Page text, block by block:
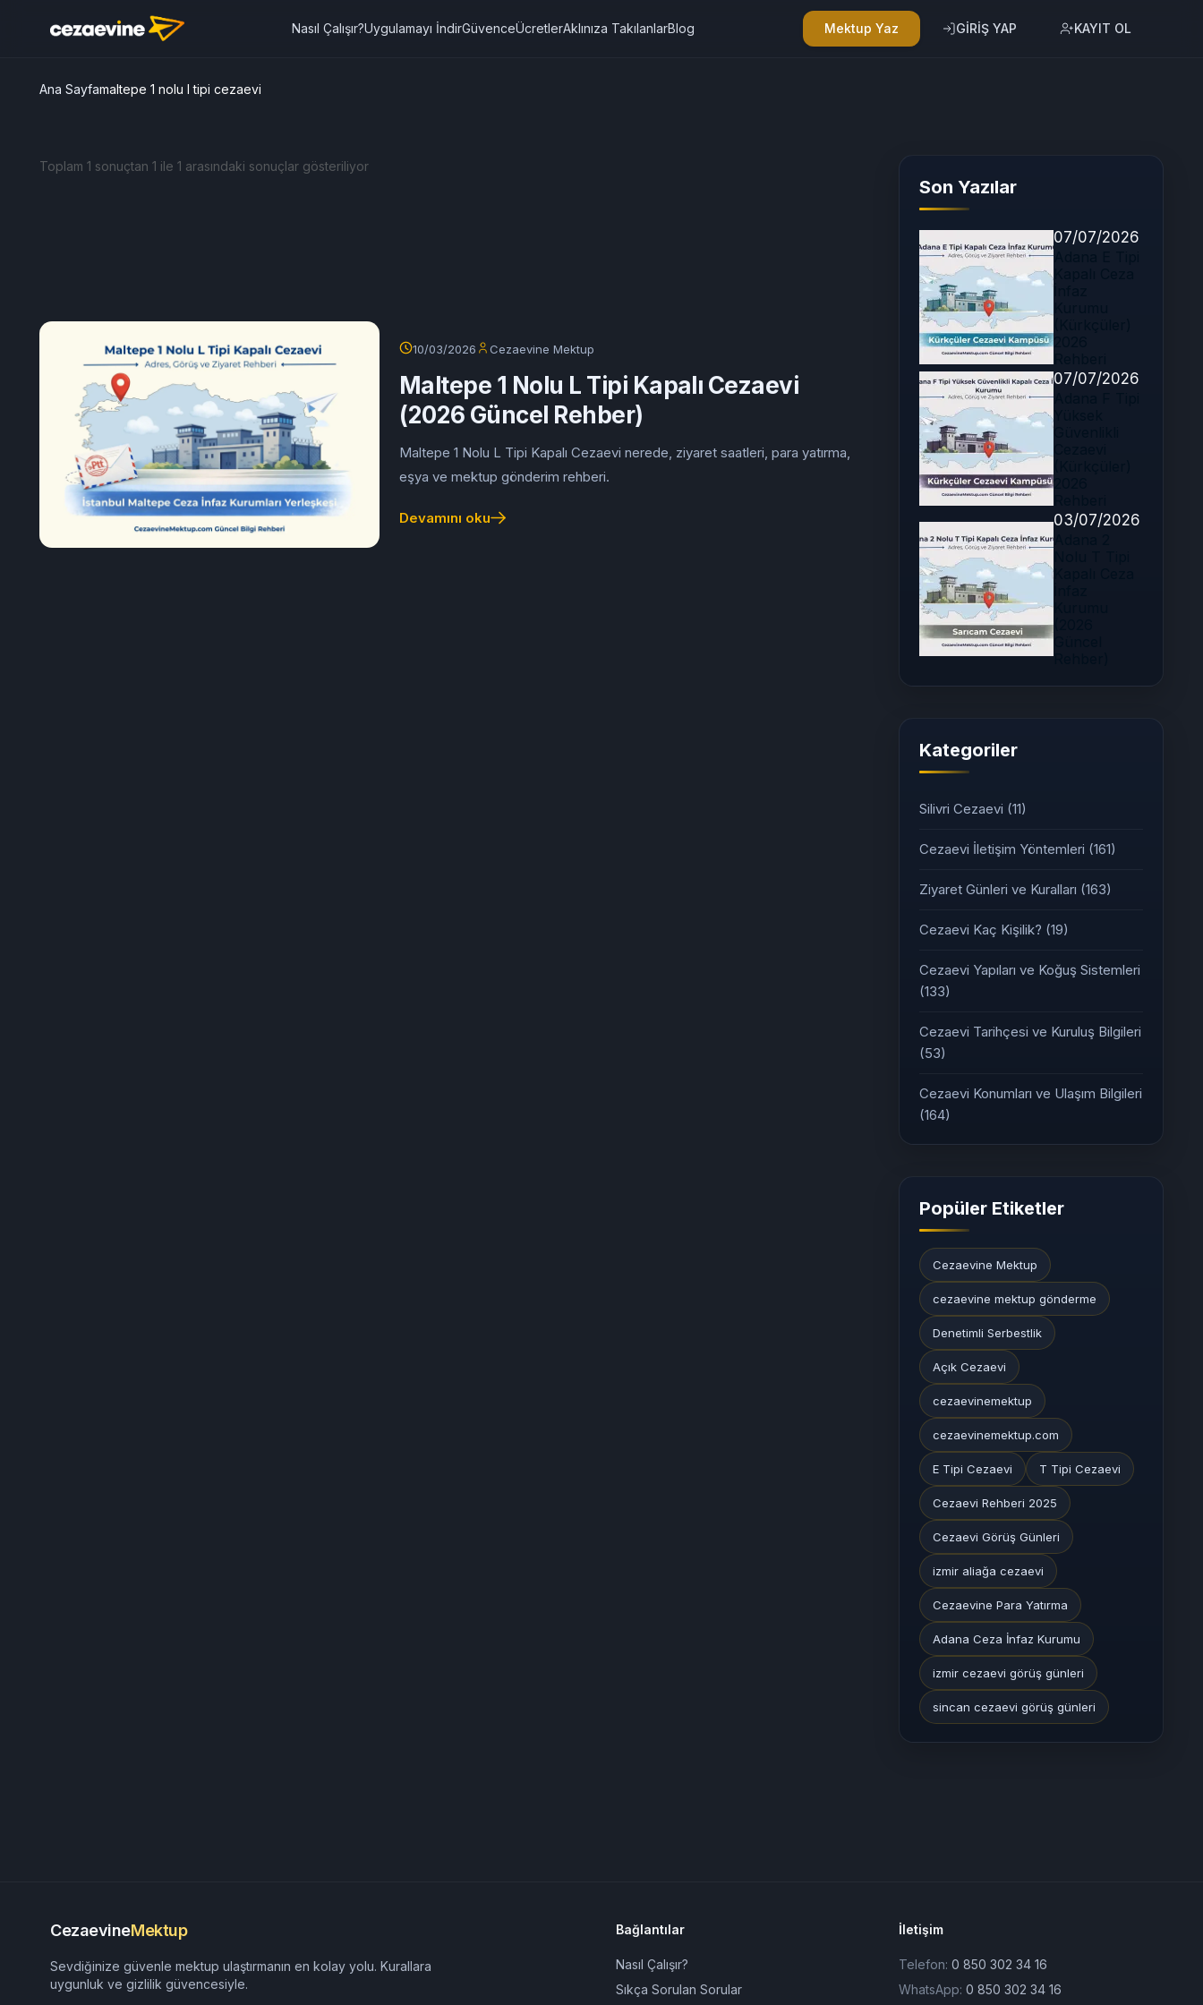
Nasıl Çalışır?Uygulamayı İndirGüvenceÜcretlerAklınıza TakılanlarBlog Mektup Yaz GİRİŞ YAP KAYIT OL
Ana Sayfamaltepe 1 nolu l tipi cezaevi
Toplam 1 sonuçtan 1 ile 1 arasındaki sonuçlar gösteriliyor
10/03/2026 Cezaevine Mektup
Maltepe 1 Nolu L Tipi Kapalı Cezaevi
(2026 Güncel Rehber)
Maltepe 1 Nolu L Tipi Kapalı Cezaevi nerede, ziyaret saatleri, para yatırma,
eşya ve mektup gönderim rehberi.
Devamını oku
Son Yazılar
07/07/2026
07/07/2026
03/07/2026
Kategoriler
Silivri Cezaevi (11)
Cezaevi İletişim Yöntemleri (161)
Ziyaret Günleri ve Kuralları (163)
Cezaevi Kaç Kişilik? (19)
Cezaevi Yapıları ve Koğuş Sistemleri
(133)
Cezaevi Tarihçesi ve Kuruluş Bilgileri
(53)
Cezaevi Konumları ve Ulaşım Bilgileri
(164)
Popüler Etiketler
Cezaevine Mektup
cezaevine mektup gönderme
Denetimli Serbestlik
Açık Cezaevi
cezaevinemektup
cezaevinemektup.com
E Tipi Cezaevi T Tipi Cezaevi
Cezaevi Rehberi 2025
Cezaevi Görüş Günleri
izmir aliağa cezaevi
Cezaevine Para Yatırma
Adana Ceza İnfaz Kurumu
izmir cezaevi görüş günleri
sincan cezaevi görüş günleri
CezaevineMektup
Sevdiğinize güvenle mektup ulaştırmanın en kolay yolu. Kurallara
uygunluk ve gizlilik güvencesiyle.
Bağlantılar
Nasıl Çalışır?
Sıkça Sorulan Sorular
İletişim
Telefon: 0 850 302 34 16
WhatsApp: 0 850 302 34 16